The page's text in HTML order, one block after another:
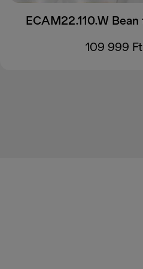
109 999 Ft